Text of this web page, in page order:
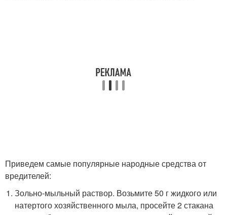
Приведем самые популярные народные средства от
вредителей:
Зольно-мыльный раствор. Возьмите 50 г жидкого или
натертого хозяйственного мыла, просейте 2 стакана